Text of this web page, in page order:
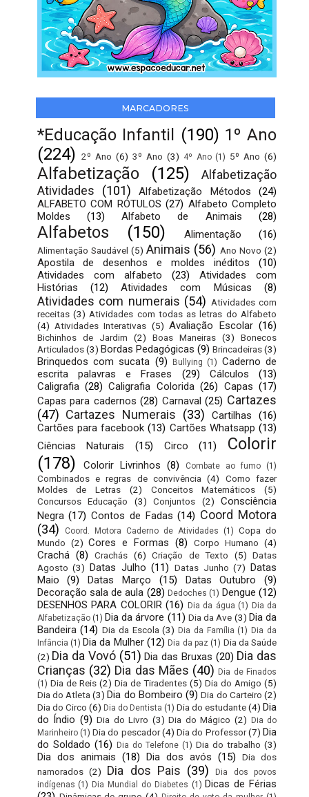
MARCADORES
*Educação Infantil (190) 1º Ano
(224) 2º Ano (6) 3º Ano (3) 4º Ano (1) 5º Ano (6)
Alfabetização (125)
Alfabetização
Atividades
(101) Alfabetização Métodos
(24)
ALFABETO COM RÓTULOS (27) Alfabeto Completo
Moldes
(13) Alfabeto de Animais (28)
Alfabetos (150) Alimentação (16)
Alimentação Saudável (5) Animais (56) Ano Novo (2)
Apostila de desenhos e moldes inéditos
(10)
Atividades com alfabeto
(23)
Atividades com
Histórias
(12) Atividades com Músicas (8)
Atividades com numerais (54) Atividades com
receitas (3) Atividades com todas as letras do Alfabeto
(4) Atividades Interativas (5) Avaliação Escolar (16)
Bichinhos de Jardim (2) Boas Maneiras (3)
Bonecos
Articulados (3) Bordas Pedagógicas (9) Brincadeiras(3)
Brinquedos com sucata (9) Bullying (1) Caderno de
escrita palavras e Frases
(29) Cálculos
(13)
Caligrafia (28) Caligrafia Colorida (26) Capas (17)
Capas para cadernos (28) Carnaval (25) Cartazes
(47) Cartazes Numerais (33) Cartilhas
(16)
Cartões para facebook (13) Cartões Whatsapp (13)
Ciências Naturais
(15) Circo (11)
Colorir
(178)
Colorir Livrinhos (8) Combate ao fumo (1)
Combinados e regras de convivência (4)
Como fazer
Moldes de Letras
(2) Conceitos Matemáticos
(5)
Concursos Educação
(3) Conjuntos (2)
Consciência
Negra (17) Contos de Fadas (14) Coord Motora
(34)
Coord. Motora Caderno de Atividades (1) Copa do
Mundo (2) Cores e Formas (8) Corpo Humano (4)
Crachá (8) Crachás (6) Criação de Texto (5) Datas
Agosto (3) Datas Julho (11) Datas Junho (7) Datas
Maio
(9) Datas Março (15) Datas Outubro
(9)
Decoração sala de aula (28) Dedoches (1) Dengue (12)
DESENHOS PARA COLORIR (16) Dia da água (1) Dia da
Alfabetização (1) Dia da árvore (11) Dia da Ave (3) Dia da
Bandeira (14) Dia da Escola (3) Dia da Família (1) Dia da
Infância (1) Dia da Mulher (12) Dia da paz (1) Dia da Saúde
(2) Dia da Vovó (51) Dia das Bruxas (20) Dia das
Crianças (32) Dia das Mães (40) Dia de Finados
(1) Dia de Reis (2) Dia de Tiradentes (5) Dia do Amigo (5)
Dia do Atleta (3) Dia do Bombeiro (9) Dia do Carteiro (2)
Dia do Circo (6) Dia do Dentista (1) Dia do estudante(4) Dia
do Índio (9) Dia do Livro (3) Dia do Mágico (2) Dia do
Marinheiro (1) Dia do pescador (4) Dia do Professor (7) Dia
do Soldado (16) Dia do Telefone (1) Dia do trabalho (3)
Dia dos animais (18) Dia dos avós (15)
Dia dos
namorados (2) Dia dos Pais (39)
Dia dos povos
indígenas (1) Dia Mundial do Diabetes (1) Dicas de Férias